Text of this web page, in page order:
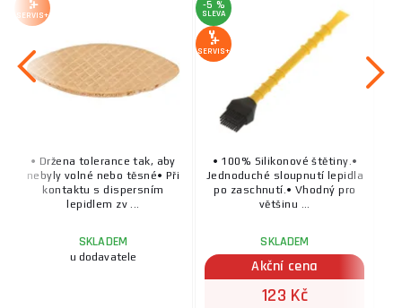
SERVIS+
• Držena tolerance tak, aby
nebyly volné nebo těsné• Při
kontaktu s dispersním
lepidlem zv ...
SKLADEM
u dodavatele
-5 %
SLEVA
SERVIS+
• 100% Silikonové štětiny.•
Jednoduché sloupnutí lepidla
po zaschnutí.• Vhodný pro
většinu ...
SKLADEM
Akční cena
123 Kč